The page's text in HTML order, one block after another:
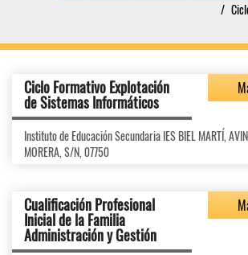
Ciclo Formativo Explotación
de Sistemas Informáticos
Instituto de Educación Secundaria IES BIEL MARTÍ,
MORERA, S/N, 07750
Cualificación Profesional
Inicial de la Familia
Administración y Gestión